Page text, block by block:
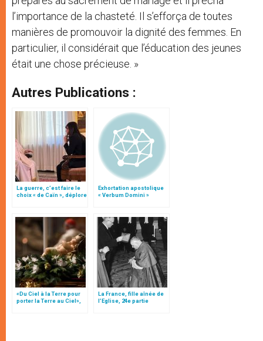
l’importance de la chasteté. Il s’efforça de toutes
manières de promouvoir la dignité des femmes. En
particulier, il considérait que l’éducation des jeunes
était une chose précieuse. »
Autres Publications :
La guerre, c’est faire le
choix « de Caïn », déplore
Exhortation apostolique
« Verbum Domini »
«Du Ciel à la Terre pour
porter la Terre au Ciel»,
La France, fille aînée de
l’Eglise, 24e partie